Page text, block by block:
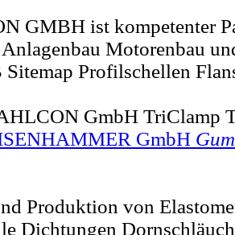
GMBH ist kompetenter
Motorenbau
Sitemap Profilschellen
GmbH TriClamp
GmbH
Produktion von
Dichtungen